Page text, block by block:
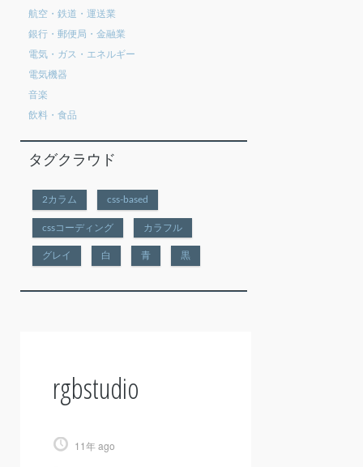
航空・鉄道・運送業
銀行・郵便局・金融業
電気・ガス・エネルギー
電気機器
音楽
飲料・食品
タグクラウド
2カラム css-based
cssコーディング カラフル
グレイ 白 青 黒
rgbstudio
11年 ago